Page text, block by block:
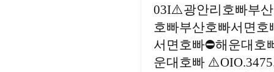
03I⚠️광안리호빠부
호빠부산호빠서면
서면호빠⛔해운대
운대호빠